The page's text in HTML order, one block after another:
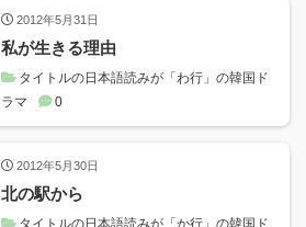
2012年5月31日
私が生きる理由
タイトルの日本語読みが「わ行」の韓国ド
ラマ
0
2012年5月30日
北の駅から
タイトルの日本語読みが「か行」の韓国ド